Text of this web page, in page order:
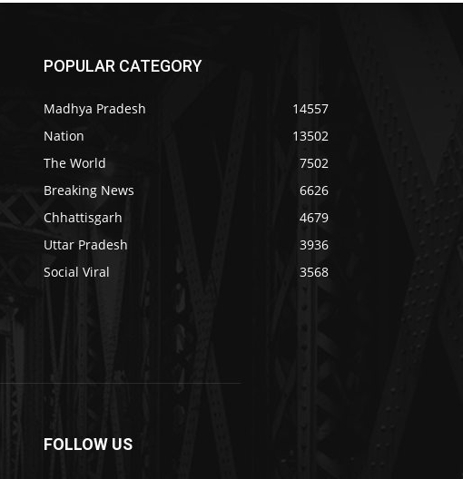
POPULAR CATEGORY
Madhya Pradesh
14557
Nation
13502
The World
7502
Breaking News
6626
Chhattisgarh
4679
Uttar Pradesh
3936
Social Viral
3568
FOLLOW US